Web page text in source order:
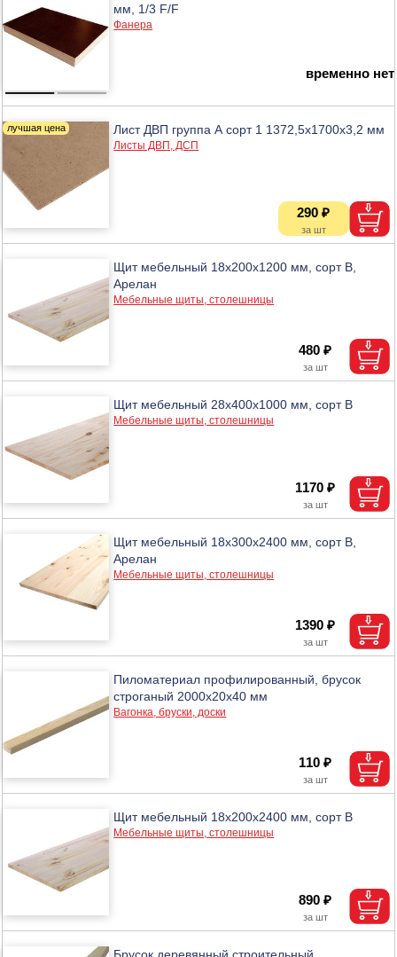
мм, 1/3 F/F
Фанера
временно нет
Лист ДВП группа А сорт 1 1372,5х1700х3,2 мм
Листы ДВП, ДСП
290 ₽
Щит мебельный 18х200х1200 мм, сорт В,
Арелан
Мебельные щиты, столешницы
480 ₽
Щит мебельный 28х400х1000 мм, сорт В
Мебельные щиты, столешницы
1170 ₽
Щит мебельный 18х300х2400 мм, сорт В,
Арелан
Мебельные щиты, столешницы
1390 ₽
Пиломатериал профилированный, брусок
строганый 2000х20х40 мм
Вагонка, бруски, доски
110 ₽
Щит мебельный 18х200х2400 мм, сорт В
Мебельные щиты, столешницы
890 ₽
Брусок деревянный строительный